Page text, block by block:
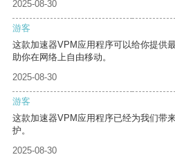
2025-08-30
游客
这款加速器VPM应用程序可以给你提供
助你在网络上自由移动。
2025-08-30
游客
这款加速器VPM应用程序已经为我们带
护。
2025-08-30